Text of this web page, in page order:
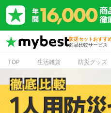
防災セットおすす
商品比較サービス
TOP 生活雑貨 防災グッズ